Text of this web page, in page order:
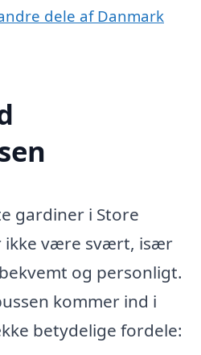
dele af Danmark
gardiner i Store
ikke være svært, især
og personligt.
kommer ind i
betydelige fordele: